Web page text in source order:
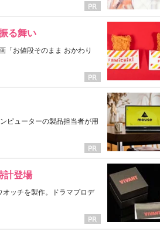
る舞い
「お値段そのまま おかわり
ピューターの製品担当者が用
計登場
ッチを製作。ドラマプロデ